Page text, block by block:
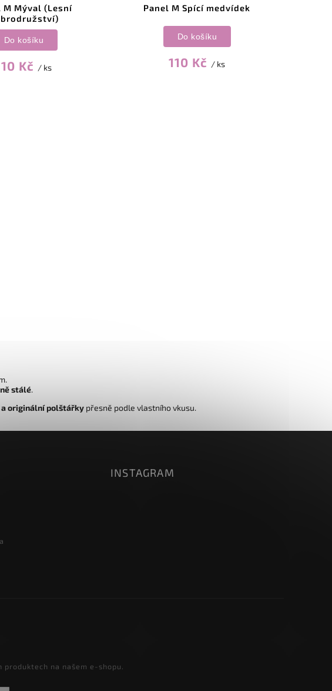
M Mýval (Lesní
Kč / ks
Do košíku
Panel M Spící medvídek
110 Kč / ks
Do košíku
stálé.
originální polštářky přesně podle vlastního vkusu.
INSTAGRAM
na našem e-shopu.